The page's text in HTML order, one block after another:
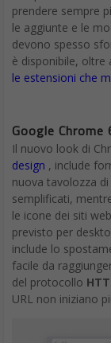
prendere sempre
le aggiunte e le
devono spesso
è disponibile,
le estensioni che
Google
Il nuovo look di
design , include
nuova tavolozza
semplificati,
le icone dei siti
previsto per
include lo
facile da
del protocollo
URL non iniziano